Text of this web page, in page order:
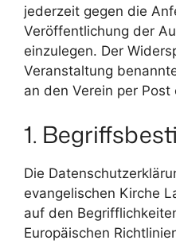
jederzeit gegen die
Veröffentlichung der
einzulegen. Der
Veranstaltung
an den Verein per
1.
Die
evangelischen Kirche
auf den
Europäischen